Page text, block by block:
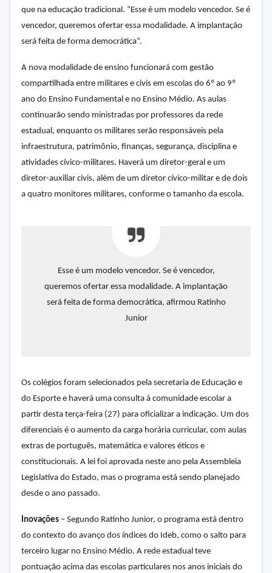
que na educação tradicional. “Esse é um modelo vencedor. Se é
vencedor, queremos ofertar essa modalidade. A implantação
será feita de forma democrática”.
A nova modalidade de ensino funcionará com gestão
compartilhada entre militares e civis em escolas do 6º ao 9º
ano do Ensino Fundamental e no Ensino Médio. As aulas
continuarão sendo ministradas por professores da rede
estadual, enquanto os militares serão responsáveis pela
infraestrutura, patrimônio, finanças, segurança, disciplina e
atividades cívico-militares. Haverá um diretor-geral e um
diretor-auxiliar civis, além de um diretor cívico-militar e de dois
a quatro monitores militares, conforme o tamanho da escola.
Esse é um modelo vencedor. Se é vencedor,
queremos ofertar essa modalidade. A implantação
será feita de forma democrática, afirmou Ratinho
Junior
Os colégios foram selecionados pela secretaria de Educação e
do Esporte e haverá uma consulta à comunidade escolar a
partir desta terça-feira (27) para oficializar a indicação. Um dos
diferenciais é o aumento da carga horária curricular, com aulas
extras de português, matemática e valores éticos e
constitucionais. A lei foi aprovada neste ano pela Assembleia
Legislativa do Estado, mas o programa está sendo planejado
desde o ano passado.
Inovações – Segundo Ratinho Junior, o programa está dentro
do contexto do avanço dos índices do Ideb, como o salto para
terceiro lugar no Ensino Médio. A rede estadual teve
pontuação acima das escolas particulares nos anos iniciais do